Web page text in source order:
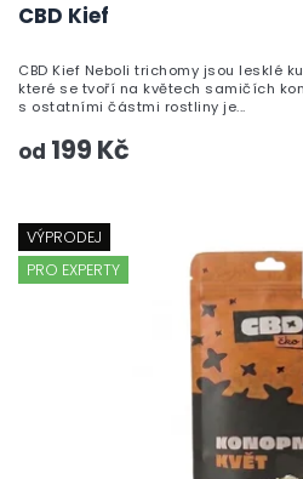
CBD Kief
od 199 Kč
CBD Kief Neboli trichomy jsou lesklé
které se tvoří na květech samičích
s ostatními částmi rostliny je...
VÝPRODEJ
PRO EXPERTY